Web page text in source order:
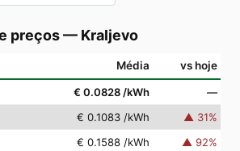
preços— Kraljevo
Média vs hoje
€ 0.0828 /kWh
—
€ 0.1083 /kWh ▲ 31%
€ 0.1588 /kWh ▲ 92%